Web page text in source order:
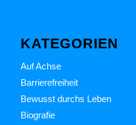
KATEGORIEN
Auf Achse
Barrierefreiheit
Bewusst durchs Leben
Biografie